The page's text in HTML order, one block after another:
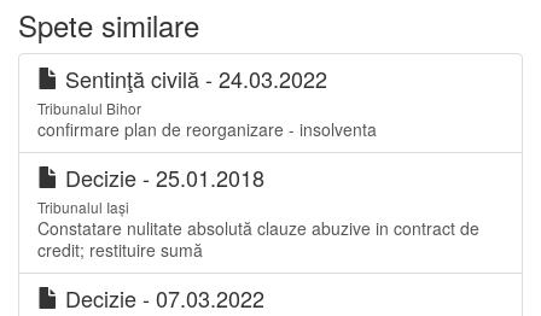
Spete similare
Sentinţă civilă - 24.03.2022
Tribunalul Bihor
confirmare plan de reorganizare - insolventa
Decizie - 25.01.2018
Tribunalul Iași
Constatare nulitate absolută clauze abuzive in contract de
credit; restituire sumă
Decizie - 07.03.2022